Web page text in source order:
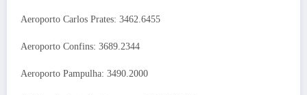
Aeroporto Carlos Prates: 3462.6455
Aeroporto Confins: 3689.2344
Aeroporto Pampulha: 3490.2000